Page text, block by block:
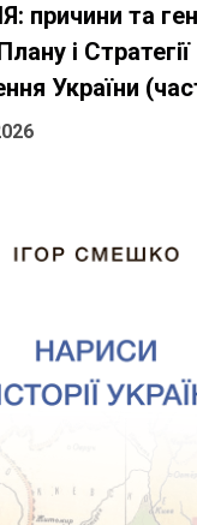
причини та
і Стратегії
України